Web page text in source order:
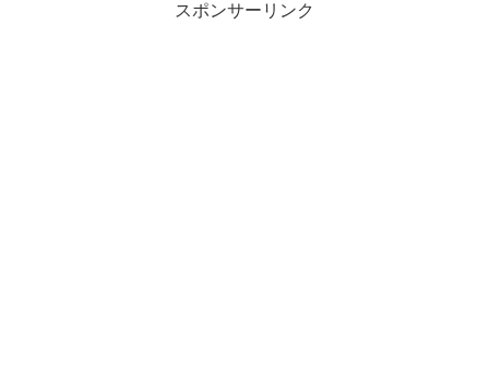
スポンサーリンク